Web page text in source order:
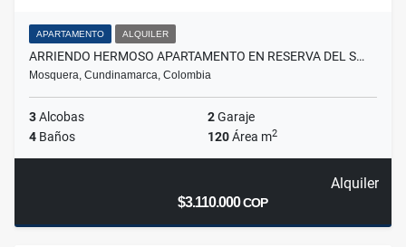
APARTAMENTO ALQUILER
ARRIENDO HERMOSO APARTAMENTO EN RESERVA DEL S…
Mosquera, Cundinamarca, Colombia
3Alcobas 2Garaje
4 Baños 120Área m2
Alquiler
$3.110.000COP